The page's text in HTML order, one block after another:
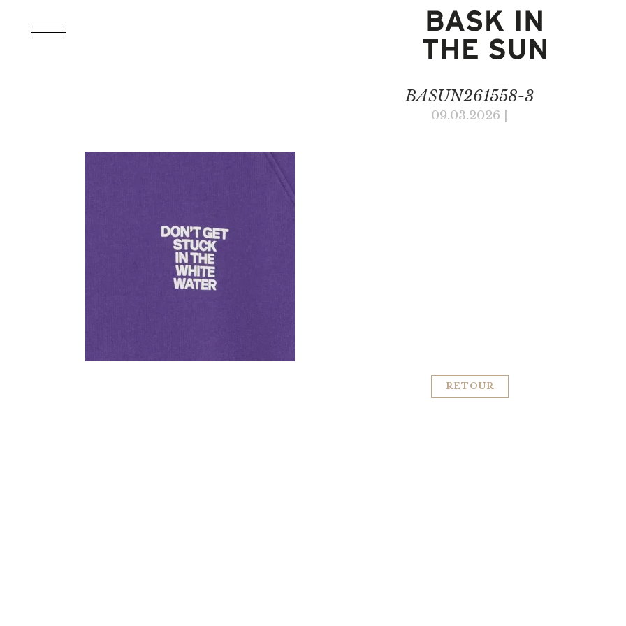
BASUN261558-3
09.03.2026
RETOUR